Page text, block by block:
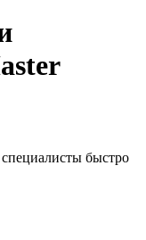
быстро